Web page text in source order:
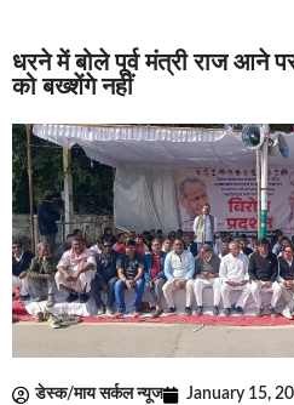
धरने में बोले पूर्व मंत्री राज आने
को बख्शेंगे नहीं
डेस्क/माय सर्कल न्यूज January 15,